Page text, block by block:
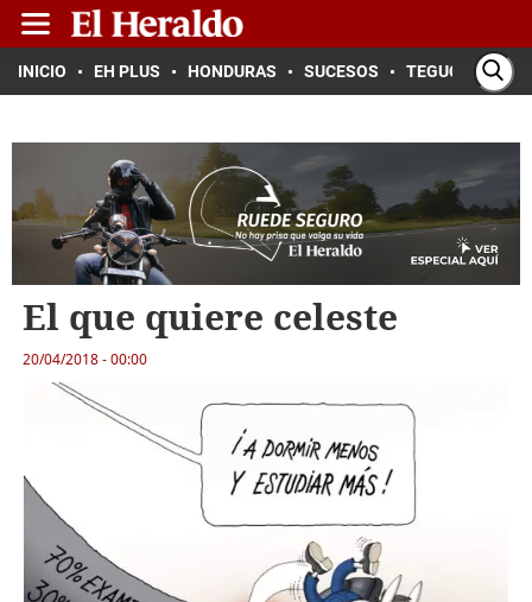
INICIO EH PLUS HONDURAS SUCESOS TEGUCIGALPA
El que quiere celeste
20/04/2018 - 00:00